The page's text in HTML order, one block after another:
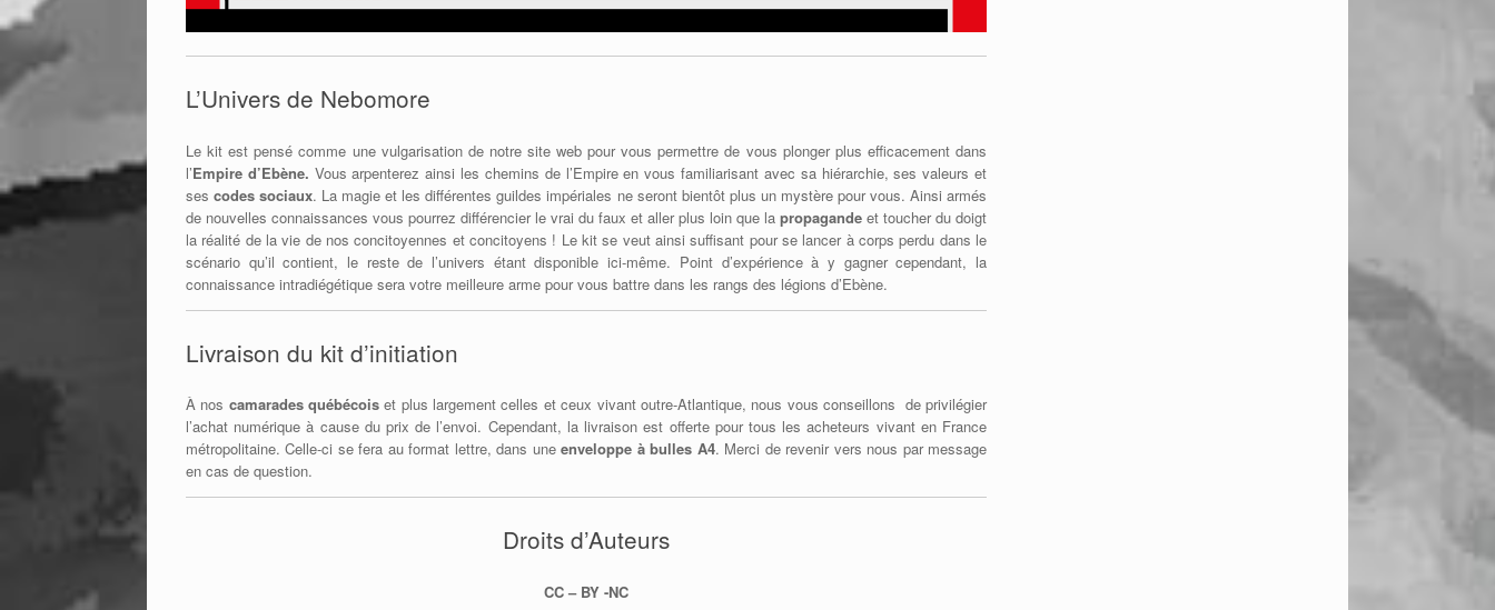
L’Univers de Nebomore
Le kit est pensé comme une vulgarisation de notre site web pour vous permettre de vous plonger plus efficacement dans
l’Empire d’Ebène. Vous arpenterez ainsi les chemins de l’Empire en vous familiarisant avec sa hiérarchie, ses valeurs et
sescodes sociaux. La magie et les différentes guildes impériales ne seront bientôt plus un mystère pour vous. Ainsi armés
de nouvelles connaissances vous pourrez différencier le vrai du faux et aller plus loin que la propagande et toucher du doigt
la réalité de la vie de nos concitoyennes et concitoyens ! Le kit se veut ainsi suffisant pour se lancer à corps perdu dans le
scénario qu’il contient, le reste de l’univers étant disponible ici-même. Point d’expérience à y gagner cependant, la
connaissance intradiégétique sera votre meilleure arme pour vous battre dans les rangs des légions d’Ebène.
Livraison du kit d’initiation
À nos camarades québécois et plus largement celles et ceux vivant outre-Atlantique, nous vous conseillons de privilégier
l’achat numérique à cause du prix de l’envoi. Cependant, la livraison est offerte pour tous les acheteurs vivant en France
métropolitaine. Celle-ci se fera au format lettre, dans uneenveloppe à bulles A4. Merci de revenir vers nous par message
en cas de question.
Droits d’Auteurs
CC – BY -NC